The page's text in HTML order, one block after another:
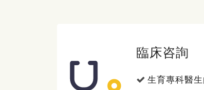
臨床咨詢
生育專科醫